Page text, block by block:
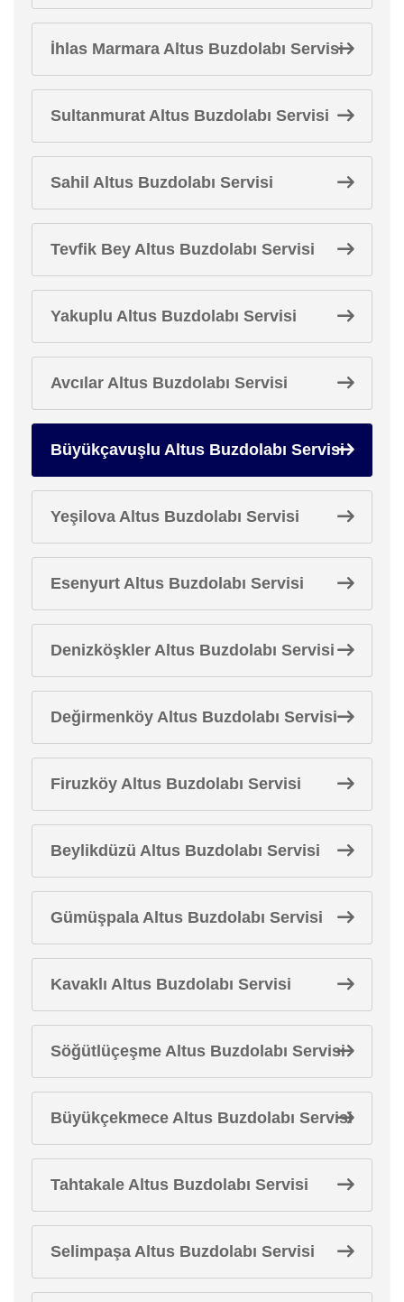
İhlas Marmara Altus Buzdolabı Servisi
Sultanmurat Altus Buzdolabı Servisi
Sahil Altus Buzdolabı Servisi
Tevfik Bey Altus Buzdolabı Servisi
Yakuplu Altus Buzdolabı Servisi
Avcılar Altus Buzdolabı Servisi
Büyükçavuşlu Altus Buzdolabı Servisi
Yeşilova Altus Buzdolabı Servisi
Esenyurt Altus Buzdolabı Servisi
Denizköşkler Altus Buzdolabı Servisi
Değirmenköy Altus Buzdolabı Servisi
Firuzköy Altus Buzdolabı Servisi
Beylikdüzü Altus Buzdolabı Servisi
Gümüşpala Altus Buzdolabı Servisi
Kavaklı Altus Buzdolabı Servisi
Söğütlüçeşme Altus Buzdolabı Servisi
Büyükçekmece Altus Buzdolabı Servisi
Tahtakale Altus Buzdolabı Servisi
Selimpaşa Altus Buzdolabı Servisi